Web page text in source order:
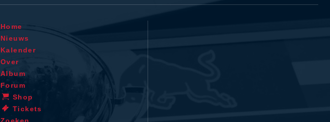
Home
Nieuws
Kalender
Over
Album
Forum
Shop
Tickets
Zoeken